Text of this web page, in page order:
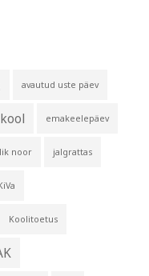
avautud uste päev
emakeelepäev
noor jalgrattas
Koolitoetus